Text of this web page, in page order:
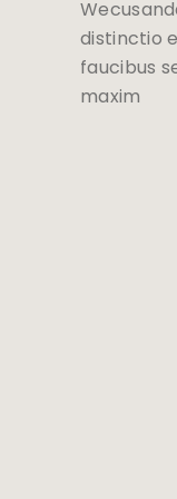
distinctio
faucibus
maxim